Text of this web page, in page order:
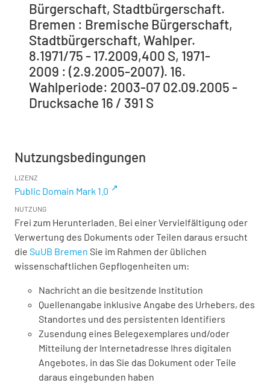
Bürgerschaft, Stadtbürgerschaft.
Bremen : Bremische Bürgerschaft,
Stadtbürgerschaft, Wahlper.
8.1971/75 - 17.2009,400 S, 1971-
2009 : (2.9.2005-2007). 16.
Wahlperiode: 2003-07 02.09.2005 -
Drucksache 16 / 391 S
Nutzungsbedingungen
LIZENZ
Public Domain Mark 1.0
NUTZUNG
Frei zum Herunterladen. Bei einer Vervielfältigung oder
Verwertung des Dokuments oder Teilen daraus ersucht
die SuUB Bremen Sie im Rahmen der üblichen
wissenschaftlichen Gepflogenheiten um:
Nachricht an die besitzende Institution
Quellenangabe inklusive Angabe des Urhebers, des
Standortes und des persistenten Identifiers
Zusendung eines Belegexemplares und/oder
Mitteilung der Internetadresse Ihres digitalen
Angebotes, in das Sie das Dokument oder Teile
daraus eingebunden haben